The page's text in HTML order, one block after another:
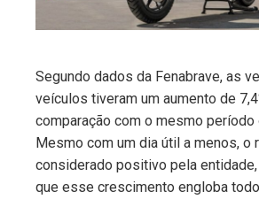
Segundo dados da Fenabrave, as
veículos tiveram um aumento de
comparação com o mesmo período
Mesmo com um dia útil a menos, o
considerado positivo pela
que esse crescimento engloba